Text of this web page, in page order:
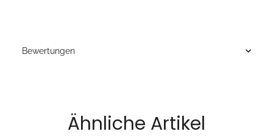
Bewertungen
Ähnliche Artikel